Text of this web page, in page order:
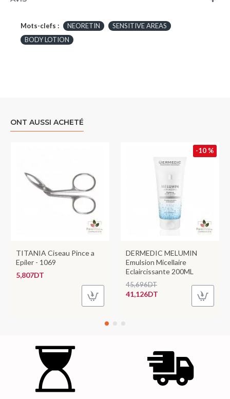
Mots-clefs : NEORETIN
SENSITIVE AREAS
BODY LOTION
ONT AUSSI ACHETÉ
TITANIA Ciseau Pince a
Epiler - 1069
5,807DT
-10 %
DERMEDIC MELUMIN
Emulsion Micellaire
Eclaircissante 200ML
41,126DT
45,696DT